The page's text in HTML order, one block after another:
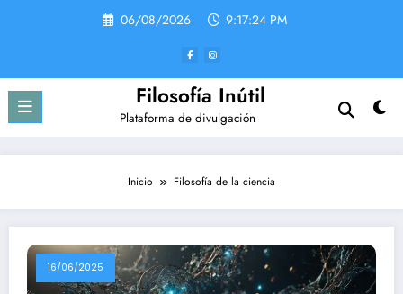
06/08/2026 9:17:24 PM
Filosofía Inútil
Plataforma de divulgación
Inicio Filosofía de la ciencia
16/06/2025